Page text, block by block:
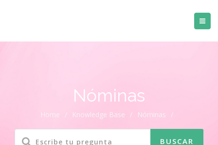
Nóminas
Home / Knowledge Base / Nóminas /